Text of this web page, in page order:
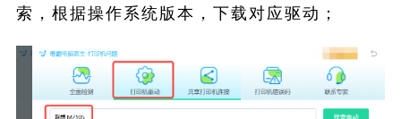
索，根据操作系统版本，下载对应驱动；